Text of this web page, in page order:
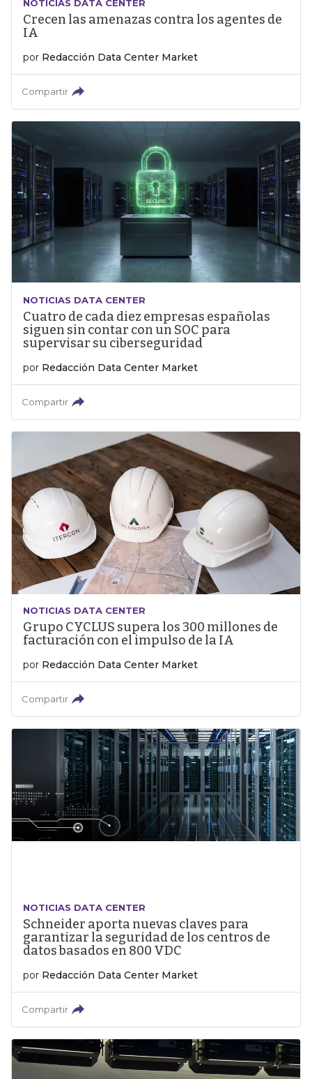
NOTICIAS DATA CENTER
Crecen las amenazas contra los agentes de
IA
por Redacción Data Center Market
Compartir
NOTICIAS DATA CENTER
Cuatro de cada diez empresas españolas
siguen sin contar con un SOC para
supervisar su ciberseguridad
por Redacción Data Center Market
Compartir
NOTICIAS DATA CENTER
Grupo CYCLUS supera los 300 millones de
facturación con el impulso de la IA
por Redacción Data Center Market
Compartir
NOTICIAS DATA CENTER
Schneider aporta nuevas claves para
garantizar la seguridad de los centros de
datos basados en 800 VDC
por Redacción Data Center Market
Compartir